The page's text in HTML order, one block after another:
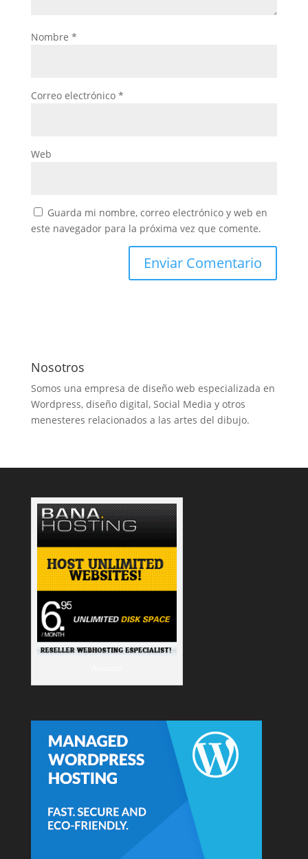
Nombre *
Correo electrónico *
Web
Guarda mi nombre, correo electrónico y web en
este navegador para la próxima vez que comente.
Nosotros
Somos una empresa de diseño web especializada en
Wordpress, diseño digital, Social Media y otros
menesteres relacionados a las artes del dibujo.